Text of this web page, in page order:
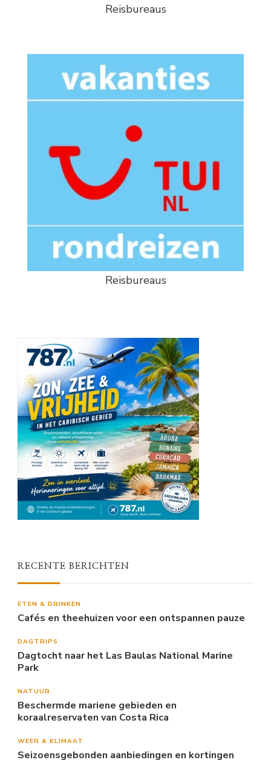
Reisbureaus
Reisbureaus
RECENTE BERICHTEN
ETEN & DRINKEN
Cafés en theehuizen voor een ontspannen pauze
DAGTRIPS
Dagtocht naar het Las Baulas National Marine
Park
NATUUR
Beschermde mariene gebieden en
koraalreservaten van Costa Rica
WEER & KLIMAAT
Seizoensgebonden aanbiedingen en kortingen